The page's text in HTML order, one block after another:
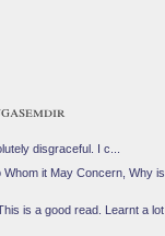
disgraceful. I c...
Whom it May Concern, Why is
is a good read. Learnt a lot